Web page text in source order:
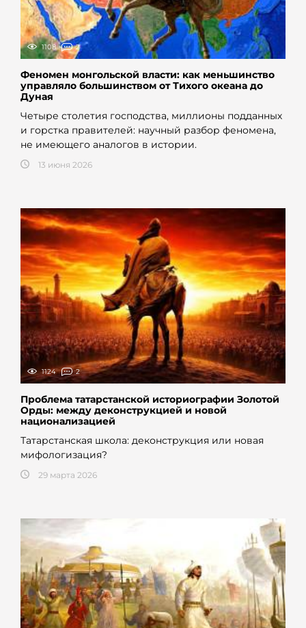
1108 2
Феномен монгольской власти: как меньшинство
управляло большинством от Тихого океана до
Дуная
Четыре столетия господства, миллионы подданных
и горстка правителей: научный разбор феномена,
не имеющего аналогов в истории.
13 июня 2026
1124 2
Проблема татарстанской историографии Золотой
Орды: между деконструкцией и новой
национализацией
Татарстанская школа: деконструкция или новая
мифологизация?
29 марта 2026